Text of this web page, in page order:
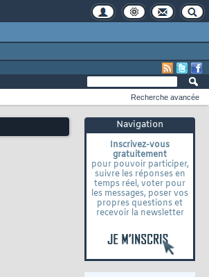
Navigation
Inscrivez-vous
gratuitement
pour pouvoir participer,
suivre les réponses en
temps réel, voter pour
les messages, poser vos
propres questions et
recevoir la newsletter
Recherche avancée